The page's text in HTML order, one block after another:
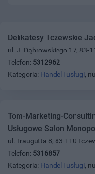
Delikatesy Tczewskie
ul. J. Dąbrowskiego 17, 83-
Telefon: 5312962
Kategoria: Handel i usługi,
Tom-Marketing-
Usługowe Salon
ul. Traugutta 8, 83-110
Telefon: 5316857
Kategoria: Handel i usługi,